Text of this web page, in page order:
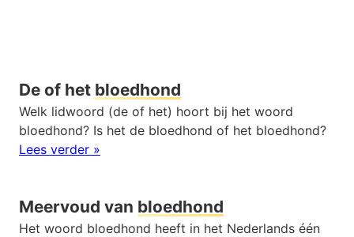
De of het bloedhond
Welk lidwoord (de of het) hoort bij het woord
bloedhond? Is het de bloedhond of het bloedhond?
Lees verder »
Meervoud van bloedhond
Het woord bloedhond heeft in het Nederlands één